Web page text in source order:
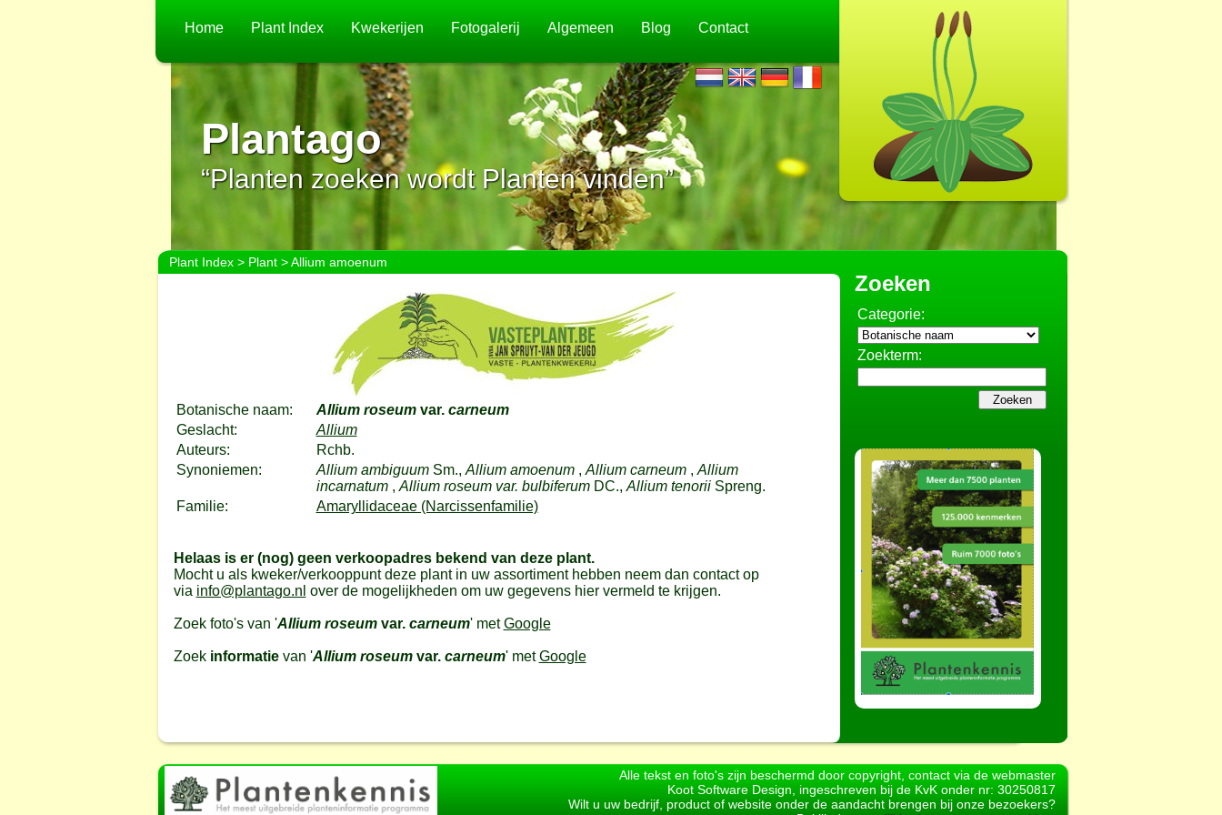
Home Plant Index Kwekerijen Fotogalerij Algemeen Blog Contact
Plantago
“Planten zoeken wordt Planten vinden”
Plant Index> Plant> Allium amoenum
Botanische naam: Allium roseum var.carneum
Geslacht:
Allium
Auteurs:
Rchb.
Synoniemen:
Allium ambiguumSm., Allium amoenum, Allium carneum, Allium
incarnatum, Allium roseum var. bulbiferumDC., Allium tenoriiSpreng.
Familie:
Amaryllidaceae (Narcissenfamilie)
Helaas is er (nog) geen verkoopadres bekend van deze plant.
Mocht u als kweker/verkooppunt deze plant in uw assortiment hebben neem dan contact op
via info@plantago.nl over de mogelijkheden om uw gegevens hier vermeld te krijgen.
Zoek foto's van 'Allium roseum var.carneum' metGoogle
Zoek informatievan 'Allium roseum var.carneum' metGoogle
Zoeken
Categorie:
Zoekterm:
Alle tekst en foto's zijn beschermd door copyright, contact via de webmaster
Koot Software Design, ingeschreven bij de KvK onder nr: 30250817
Wilt u uw bedrijf, product of website onder de aandacht brengen bij onze bezoekers?